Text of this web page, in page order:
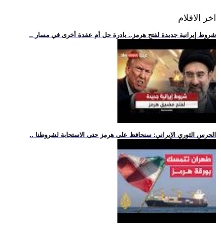
اخر الافلام
.. شروط إيرانية جديدة لفتح هرمز.. بادرة حل أم عقدة أخرى في مسار
.. الحرس الثوري الإيراني: سنحافظ على هرمز حتى الاستجابة لشروطنا